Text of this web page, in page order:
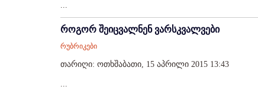
...
როგორ შეიცვალნენ ვარსკვალვები
რუბრიკები
თარიღი: ოთხშაბათი, 15 აპრილი 2015 13:43
...